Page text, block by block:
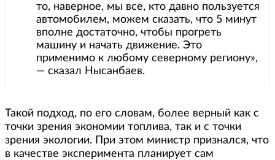
то, наверное, мы все, кто давно пользуется
автомобилем, можем сказать, что 5 минут
вполне достаточно, чтобы прогреть
машину и начать движение. Это
применимо к любому северному региону»,
— сказал Нысанбаев.
Такой подход, по его словам, более верный как с
точки зрения экономии топлива, так и с точки
зрения экологии. При этом министр признался, что
в качестве эксперимента планирует сам